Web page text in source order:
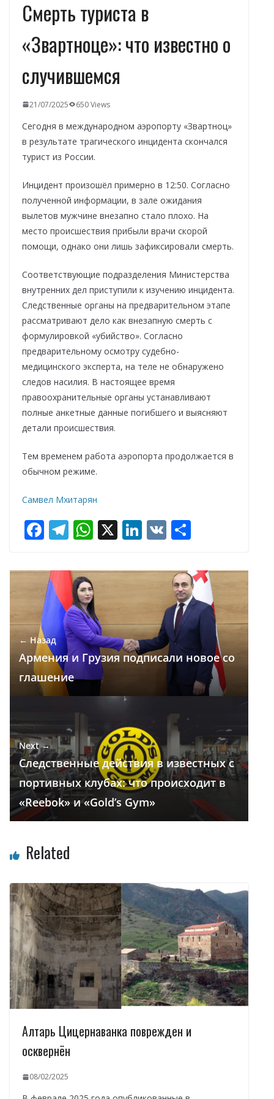
Смерть туриста в
«Звартноце»: что известно о
случившемся
21/07/2025 650 Views
Сегодня в международном аэропорту «Звартноц»
в результате трагического инцидента скончался
турист из России.
Инцидент произошёл примерно в 12:50. Согласно
полученной информации, в зале ожидания
вылетов мужчине внезапно стало плохо. На
место происшествия прибыли врачи скорой
помощи, однако они лишь зафиксировали смерть.
Соответствующие подразделения Министерства
внутренних дел приступили к изучению инцидента.
Следственные органы на предварительном этапе
рассматривают дело как внезапную смерть с
формулировкой «убийство». Согласно
предварительному осмотру судебно-
медицинского эксперта, на теле не обнаружено
следов насилия. В настоящее время
правоохранительные органы устанавливают
полные анкетные данные погибшего и выясняют
детали происшествия.
Тем временем работа аэропорта продолжается в
обычном режиме.
Самвел Мхитарян
F
e
b
o
o
k
T
e
gr
a
m
W
at
s
A
p
p
X Li
k
e
dI
n
V
п
р
а
в
и
т
ь
← Назад
Армения и Грузия подписали новое со
глашение
Next →
Следственные действия в известных с
портивных клубах: что происходит в
«Reebok» и «Gold’s Gym»
Related
Алтарь Цицернаванка поврежден и
осквернён
08/02/2025